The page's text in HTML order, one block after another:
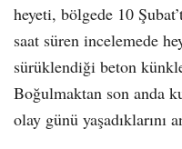
heyeti, bölgede 10
saat süren incelemede
sürüklendiği beton
Boğulmaktan son anda
olay günü yaşadıklarını